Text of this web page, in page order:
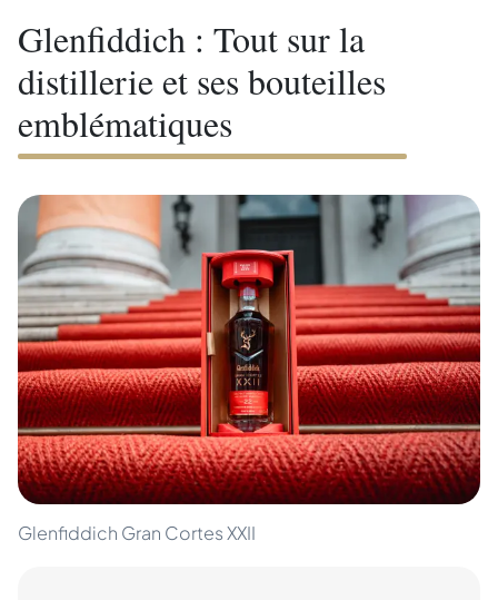
Glenfiddich : Tout sur la
distillerie et ses bouteilles
emblématiques
Glenfiddich Gran Cortes XXII